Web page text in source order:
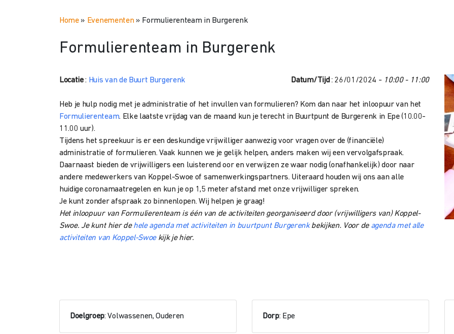
Home» Evenementen» Formulierenteam in Burgerenk
Formulierenteam in Burgerenk
Locatie: Huis van de Buurt Burgerenk Datum/Tijd : 26/01/2024 - 10:00 - 11:00
Heb je hulp nodig met je administratie of het invullen van formulieren? Kom dan naar het inloopuur van het
Formulierenteam. Elke laatste vrijdag van de maand kun je terecht in Buurtpunt de Burgerenk in Epe (10.00-
11.00 uur).
Tijdens het spreekuur is er een deskundige vrijwilliger aanwezig voor vragen over de (financiële)
administratie of formulieren. Vaak kunnen we je gelijk helpen, anders maken wij een vervolgafspraak.
Daarnaast bieden de vrijwilligers een luisterend oor en verwijzen ze waar nodig (onafhankelijk) door naar
andere medewerkers van Koppel-Swoe of samenwerkingspartners. Uiteraard houden wij ons aan alle
huidige coronamaatregelen en kun je op 1,5 meter afstand met onze vrijwilliger spreken.
Je kunt zonder afspraak zo binnenlopen. Wij helpen je graag!
Het inloopuur van Formulierenteam is één van de activiteiten georganiseerd door (vrijwilligers van) Koppel-
Swoe. Je kunt hier dehele agenda met activiteiten in buurtpunt Burgerenkbekijken. Voor de agenda met alle
activiteiten van Koppel-Swoekijk je hier.
Doelgroep: Volwassenen, Ouderen Dorp: Epe